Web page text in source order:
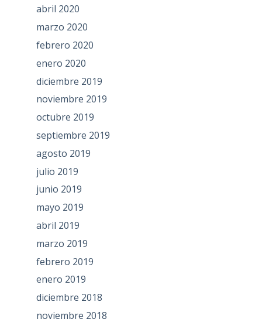
abril 2020
marzo 2020
febrero 2020
enero 2020
diciembre 2019
noviembre 2019
octubre 2019
septiembre 2019
agosto 2019
julio 2019
junio 2019
mayo 2019
abril 2019
marzo 2019
febrero 2019
enero 2019
diciembre 2018
noviembre 2018